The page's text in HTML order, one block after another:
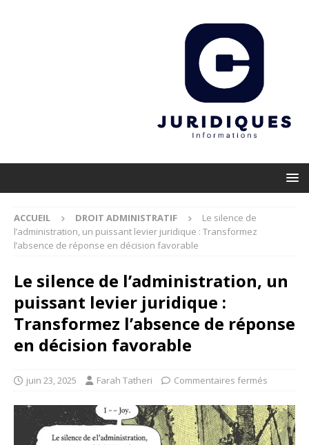
ACCUEIL DROIT ADMINISTRATIF
Le silence de
l’administration, un puissant levier juridique : Transformez
l’absence de réponse en décision favorable
Le silence de l’administration, un
puissant levier juridique :
Transformez l’absence de réponse
en décision favorable
juin 23, 2025 Farah Tatheri Commentaires fermés